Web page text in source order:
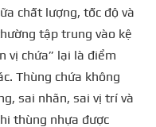
chất lượng, tốc độ và
tập trung vào kệ
vị chứa” lại là điểm
Thùng chứa không
sai nhãn, sai vị trí và
thùng nhựa được